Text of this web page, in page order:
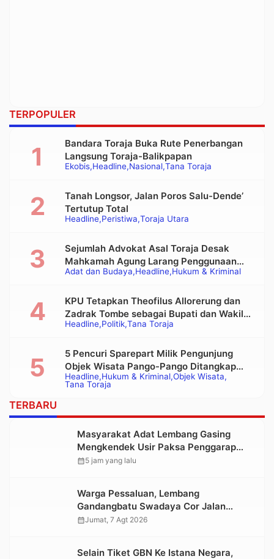
TERPOPULER
Ekobis Headline Nasional Tana Toraja
Bandara Toraja Buka Rute Penerbangan
Langsung Toraja-Balikpapan
Headline Peristiwa Toraja Utara
Tanah Longsor, Jalan Poros Salu-Dende’
Tertutup Total
Adat dan Budaya Headline Hukum & Kriminal
Sejumlah Advokat Asal Toraja Desak
Mahkamah Agung Larang Penggunaan
Alat Berat pada Eksekusi Rumah Adat
Headline Politik Tana Toraja
KPU Tetapkan Theofilus Allorerung dan
Zadrak Tombe sebagai Bupati dan Wakil
Bupati Tana Toraja Terpilih
Headline Hukum & Kriminal Objek Wisata
Tana Toraja
5 Pencuri Sparepart Milik Pengunjung
Objek Wisata Pango-Pango Ditangkap
Polisi
TERBARU
Masyarakat Adat Lembang Gasing
Mengkendek Usir Paksa Penggarap
yang Rusak Kawasan Hutan
calendar_month5 jam yang lalu
Warga Pessaluan, Lembang
Gandangbatu Swadaya Cor Jalan
Kabupaten
calendar_monthJumat, 7 Agt 2026
Selain Tiket GBN Ke Istana Negara,